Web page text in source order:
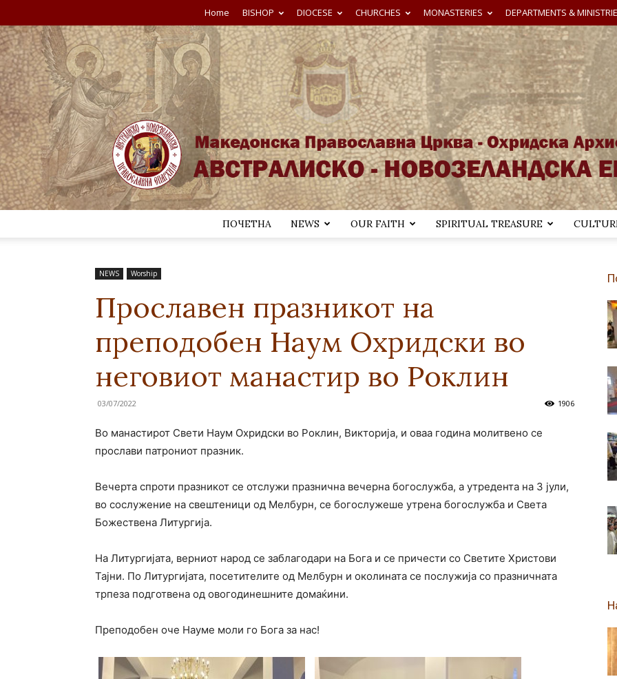
Home BISHOP DIOCESE CHURCHES MONASTERIES DEPARTMENTS &
новозеландска
Епархија
ПОЧЕТНА NEWS OUR FAITH SPIRITUAL TREASURE
NEWS Worship
Прославен празникот на
преподобен Наум Охридски во
неговиот манастир во Роклин
03/07/2022 1906
Во манастирот Свети Наум Охридски во Роклин, Викторија, и оваа година молитвено се
прослави патрониот празник.
Вечерта спроти празникот се отслужи празнична вечерна богослужба, а утредента на 3 јули,
во сослужение на свештеници од Мелбурн, се богослужеше утрена богослужба и Света
Божествена Литургија.
На Литургијата, верниот народ се заблагодари на Бога и се причести со Светите Христови
Тајни. По Литургијата, посетителите од Мелбурн и околината се послужија со празничната
трпеза подготвена од овогодинешните домаќини.
Преподобен оче Науме моли го Бога за нас!